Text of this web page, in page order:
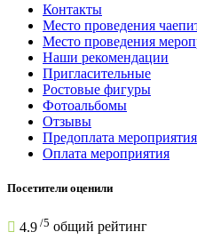
Контакты
Место проведения
Место проведения
Наши рекомендации
Пригласительные
Ростовые фигуры
Фотоальбомы
Отзывы
Предоплата мероприятия
Оплата мероприятия
Посетители оценили
4.9 /5 общий рейтинг